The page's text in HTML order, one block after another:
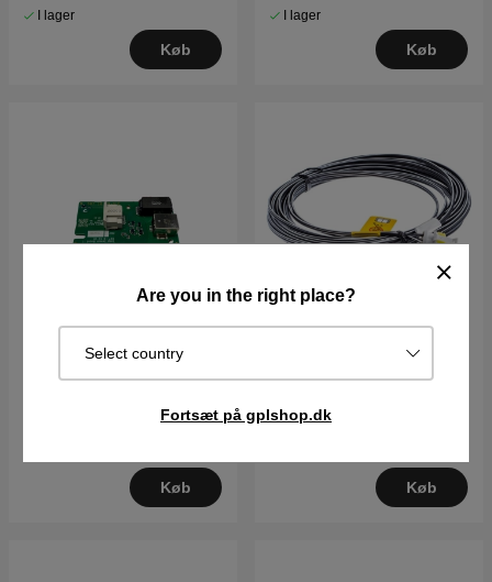
Are you in the right place?
Select country
Fortsæt på gplshop.dk
I lager
Køb
I lager
Køb
Kredskort kabelsensor
5928527-01
Køb
5798251-01
899DKK
Køb